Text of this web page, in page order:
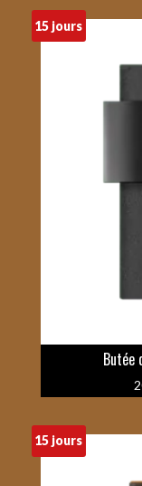
15 jours
Butée
15 jours